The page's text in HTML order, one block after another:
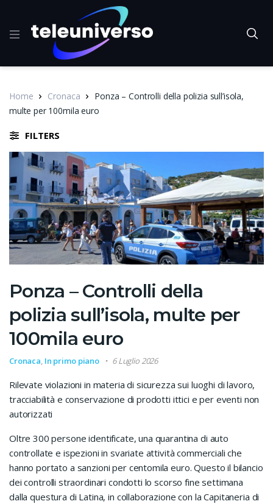
Home Cronaca
Ponza – Controlli della polizia sull’isola,
multe per 100mila euro
FILTERS
Ponza – Controlli della
polizia sull’isola, multe per
100mila euro
Cronaca, In primo piano 6 Luglio 2026
Rilevate violazioni in materia di sicurezza sui luoghi di lavoro,
tracciabilità e conservazione di prodotti ittici e per eventi non
autorizzati
Oltre 300 persone identificate, una quarantina di auto
controllate e ispezioni in svariate attività commerciali che
hanno portato a sanzioni per centomila euro. Questo il bilancio
dei controlli straordinari condotti lo scorso fine settimana
dalla questura di Latina, in collaborazione con la Capitaneria di